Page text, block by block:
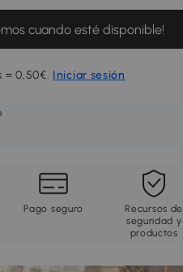
cuando esté disponible!
= 0,50€. Iniciar sesión
Pago seguro
Recursos de
seguridad y
productos